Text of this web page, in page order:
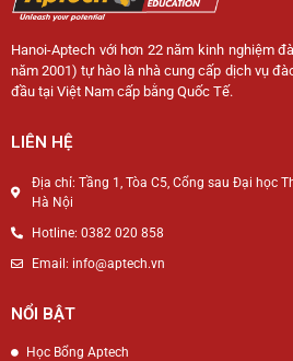
Hanoi-Aptech với hơn 22 năm kinh nghiệm
năm 2001) tự hào là nhà cung cấp dịch vụ
đầu tại Việt Nam cấp bằng Quốc Tế.
LIÊN HỆ
Địa chỉ: Tầng 1, Tòa C5, Cổng sau Đại học
Hà Nội
Hotline: 0382 020 858
Email: info@aptech.vn
NỔI BẬT
Học Bổng Aptech